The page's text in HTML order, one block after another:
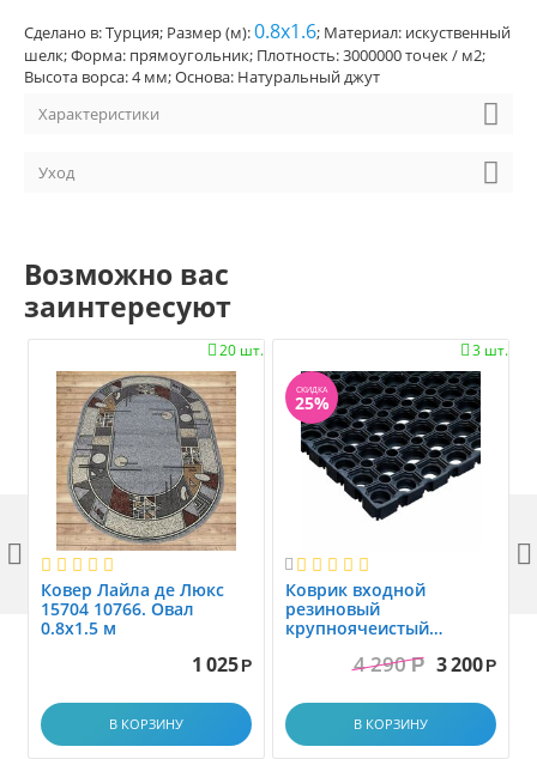
Сделано в: Турция; Размер (м):0.8x1.6; Материал: искуственный
шелк; Форма: прямоугольник; Плотность: 3000000 точек / м2;
Высота ворса: 4 мм; Основа: Натуральный джут
Характеристики
Уход
Возможно вас
заинтересуют
20 шт.

Ковер Лайла де Люкс
15704 10766. Овал
0.8x1.5 м
1 025 Р
В КОРЗИНУ
3 шт.

СКИДКА
25%

Коврик вxодной
резиновый
крупноячеистый
1.0x1.5 м4 290 Р 3 200 Р
В КОРЗИНУ
 